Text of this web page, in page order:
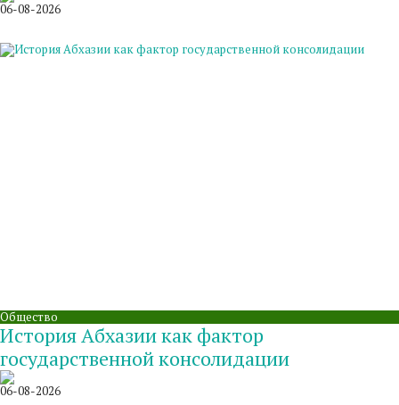
06-08-2026
Общество
История Абхазии как фактор
государственной консолидации
06-08-2026